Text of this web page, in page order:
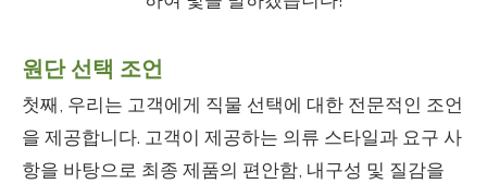
원단 선택 조언
첫째, 우리는 고객에게 직물 선택에 대한 전문적인 조언
을 제공합니다. 고객이 제공하는 의류 스타일과 요구 사
항을 바탕으로 최종 제품의 편안함, 내구성 및 질감을